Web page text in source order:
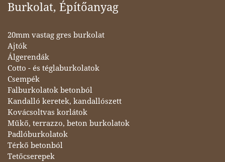
Burkolat, Építőanyag
20mm vastag gres burkolat
Ajtók
Álgerendák
Cotto - és téglaburkolatok
Csempék
Falburkolatok betonból
Kandalló keretek, kandallószett
Kovácsoltvas korlátok
Műkő, terrazzo, beton burkolatok
Padlóburkolatok
Térkő betonból
Tetőcserepek